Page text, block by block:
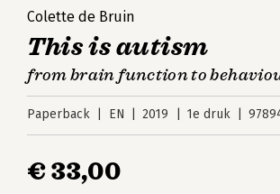
Colette de Bruin
This is autism
from brain function to
Paperback EN 2019 1e druk
€ 33,00